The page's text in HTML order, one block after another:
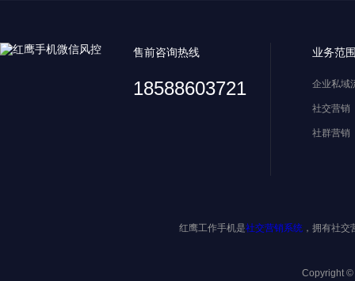
售前咨询热线
18588603721
业务范
企业私域
社交营销
社群营销
红鹰工作手机是社交营销系统 ，拥有社
Copyright ©